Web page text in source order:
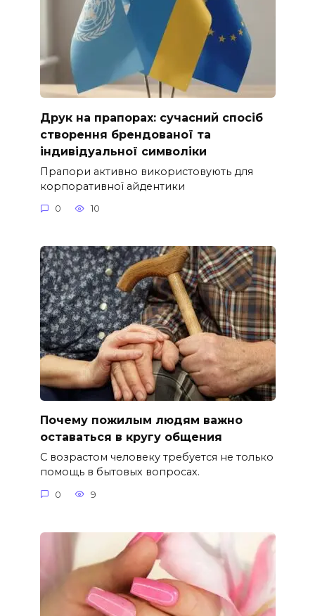
Друк на прапорах: сучасний спосіб
створення брендованої та
індивідуальної символіки
Прапори активно використовують для
корпоративної айдентики
0 10
Почему пожилым людям важно
оставаться в кругу общения
С возрастом человеку требуется не только
помощь в бытовых вопросах.
0 9